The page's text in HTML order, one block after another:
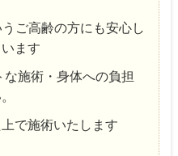
ご高齢の方にも安心し
ます
施術・身体への負担
で施術いたします